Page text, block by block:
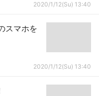
2020/1/12(Su) 13:40
スマホを
2020/1/12(Su) 13:40